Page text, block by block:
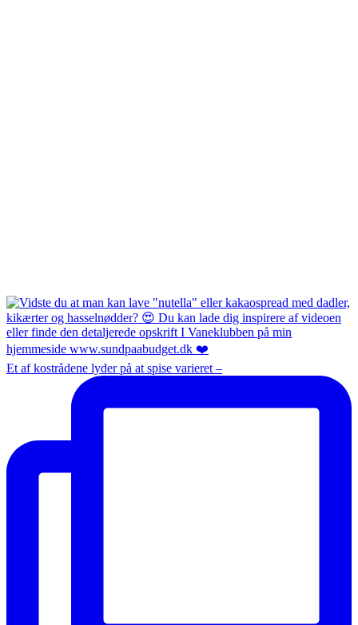
Et af kostrådene lyder på at spise varieret –